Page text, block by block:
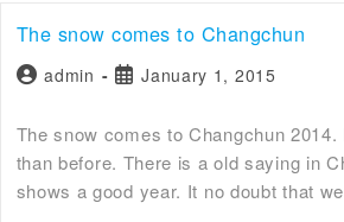
The snow comes to Changchun
admin January 1, 2015
The snow comes to Changchun
than before. There is a old saying in
shows a good year. It no doubt that